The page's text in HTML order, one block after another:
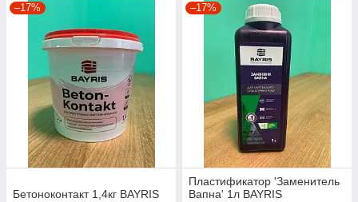
–17%
Бетоноконтакт 1,4кг BAYRIS
–17%
Пластификатор 'Заменитель
Вапна' 1л BAYRIS